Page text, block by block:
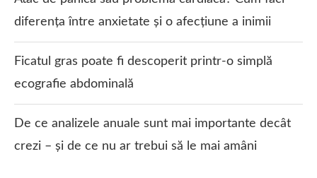
diferența între anxietate și o afecțiune a inimii
Ficatul gras poate fi descoperit printr-o simplă
ecografie abdominală
De ce analizele anuale sunt mai importante decât
crezi – și de ce nu ar trebui să le mai amâni